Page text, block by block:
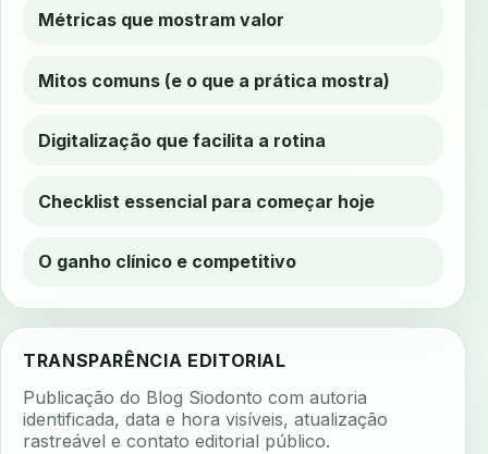
Métricas que mostram valor
Mitos comuns (e o que a prática mostra)
Digitalização que facilita a rotina
Checklist essencial para começar hoje
O ganho clínico e competitivo
TRANSPARÊNCIA EDITORIAL
Publicação do Blog Siodonto com autoria
identificada, data e hora visíveis, atualização
rastreável e contato editorial público.